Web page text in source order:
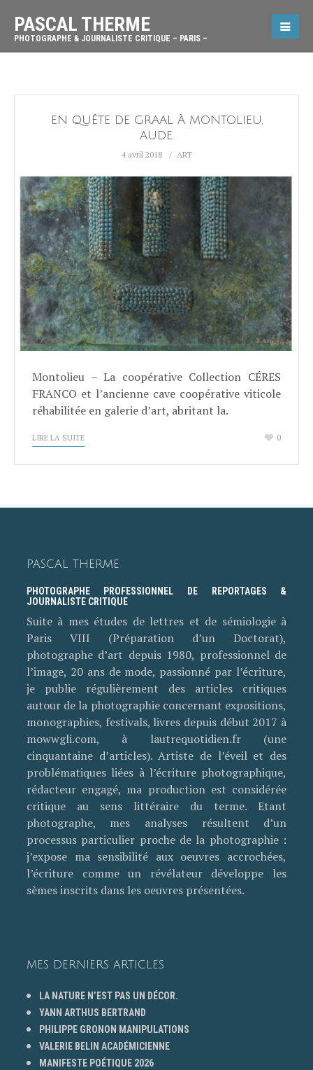
PASCAL THERME
PHOTOGRAPHE & JOURNALISTE CRITIQUE – PARIS –
EN QUÊTE DE GRAAL À MONTOLIEU,
AUDE.
4 avril 2018 ART
Montolieu – La coopérative Collection CÉRES
FRANCO et l’ancienne cave coopérative viticole
réhabilitée en galerie d’art, abritant la.
LIRE LA SUITE 0
PASCAL THERME
PHOTOGRAPHE PROFESSIONNEL DE REPORTAGES &
JOURNALISTE CRITIQUE
Suite à mes études de lettres et de sémiologie à
Paris VIII (Préparation d’un Doctorat),
photographe d’art depuis 1980, professionnel de
l’image, 20 ans de mode, passionné par l’écriture,
je publie régulièrement des articles critiques
autour de la photographie concernant expositions,
monographies, festivals, livres depuis début 2017 à
mowwgli.com, à lautrequotidien.fr (une
cinquantaine d’articles). Artiste de l’éveil et des
problématiques liées à l’écriture photographique,
rédacteur engagé, ma production est considérée
critique au sens littéraire du terme. Etant
photographe, mes analyses résultent d’un
processus particulier proche de la photographie :
j’expose ma sensibilité aux oeuvres accrochées,
l’écriture comme un révélateur développe les
sèmes inscrits dans les oeuvres présentées.
MES DERNIERS ARTICLES
LA NATURE N’EST PAS UN DÉCOR.
YANN ARTHUS BERTRAND
PHILIPPE GRONON MANIPULATIONS
VALERIE BELIN ACADÉMICIENNE
MANIFESTE POÉTIQUE 2026